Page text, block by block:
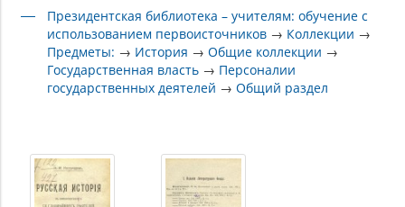
Президентская библиотека – учителям: обучение с
использованием первоисточников → Коллекции →
Предметы: → История →Общие коллекции →
Государственная власть → Персоналии
государственных деятелей →Общий раздел